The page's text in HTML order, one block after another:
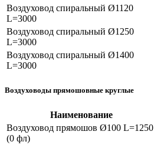
Воздуховод спиральный Ø1120
L=3000
Воздуховод спиральный Ø1250
L=3000
Воздуховод спиральный Ø1400
L=3000
Воздуховоды прямошовные круглые
Наименование
Воздуховод прямошов Ø100 L=1250
(0 фл)